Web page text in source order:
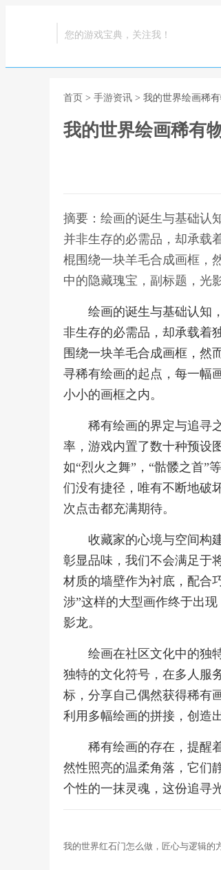
您的游戏宝典，关注我！
首页 > 手游资讯 > 我的世界绘画稀
我的世界绘画稀有
摘要：绘画的诞生与基础认
并非生存的必需品，却承载
棍围绕一块羊毛合成画框，
中的隐藏瑰宝，副标题，光
绘画的诞生与基础认知
非生存的必需品，却承载着
围绕一块羊毛合成画框，然
寻稀有绘画的起点，每一幅
小小的画框之内。
稀有绘画的界定与追寻
率，游戏内置了数十种预设
如“烈火之舞”，“骷髅之首”
们没有捷径，唯有不断地破
次点击都充满期待。
收藏家的心境与空间构
彰显品味，我们不会满足于
材质的墙壁作为衬底，配合
涉”这样的大型画作终于出
影龙。
绘画在社区文化中的独
独特的文化符号，在多人服
标，分享自己偶然获得稀有
利用多幅绘画的拼接，创造
稀有绘画的存在，提醒
然性照亮的温柔角落，它们
个性的一抹灵魂，这份追寻
我的世界红石门怎么做，匠心与逻辑的